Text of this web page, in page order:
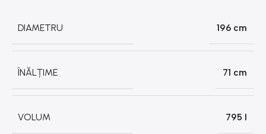
DIAMETRU 196 cm
ÎNĂLȚIME 71 cm
VOLUM 795 l